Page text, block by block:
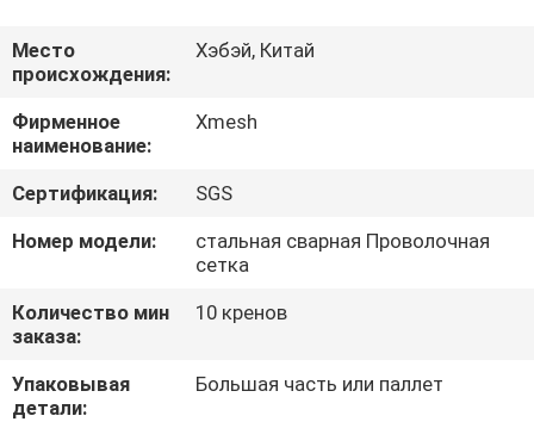
НАС
ПУТЕШЕСТВИЕ
ФАБРИКИ
ПРОВЕРКА
МЫ
Место
происхождения:
Хэбэй, Китай
Фирменное
наименование:
Xmesh
Сертификация:
SGS
Номер модели:
стальная сварная Проволочная
сетка
Количество мин
заказа:
10 кренов
Упаковывая
детали:
Большая часть или паллет